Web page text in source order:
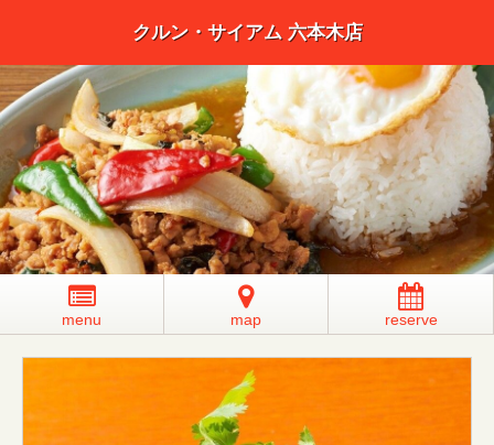
クルン・サイアム 六本木店
menu map reserve